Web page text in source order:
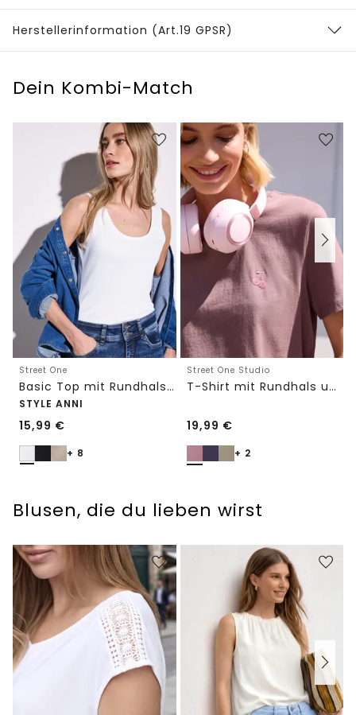
Herstellerinformation (Art.19 GPSR)
Dein Kombi-Match
Street One
Basic Top mit Rundhals in Unifarbe
STYLE ANNI
15,99 €
+ 8
Street One Studio
T-Shirt mit Rundhals und Embroidery-Detail
19,99 €
+ 2
Blusen, die du lieben wirst